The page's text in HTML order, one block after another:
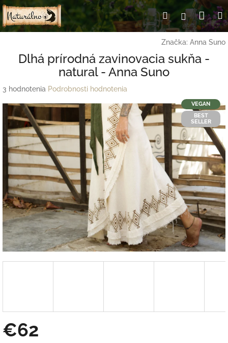
Prejsť
na
obsah
Hľadať
Značka: Anna Suno
Dlhá prírodná zavinovacia sukňa -
natural - Anna Suno
Priemerné
produktu
5,0
3 hodnotenia Podrobnosti hodnotenia
VEGAN
BEST
SELLER
€62